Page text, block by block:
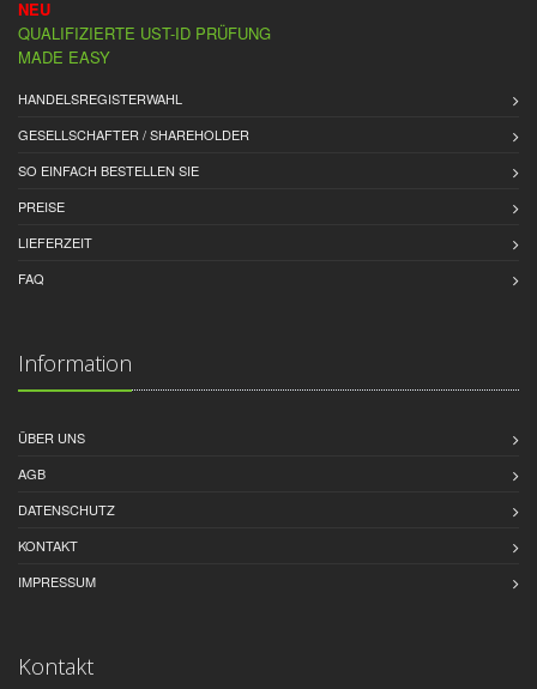
NEU
QUALIFIZIERTE UST-ID PRÜFUNG
MADE EASY
HANDELSREGISTERWAHL
GESELLSCHAFTER / SHAREHOLDER
SO EINFACH BESTELLEN SIE
PREISE
LIEFERZEIT
FAQ
Information
ÜBER UNS
AGB
DATENSCHUTZ
KONTAKT
IMPRESSUM
Kontakt